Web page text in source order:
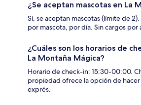
¿Se aceptan mascotas en La
Sí, se aceptan mascotas (límite de
por mascota, por día. Sin cargos por
¿Cuáles son los horarios de
La Montaña Mágica?
Horario de check-in: 15:30-00:00.
propiedad ofrece la opción de
exprés.